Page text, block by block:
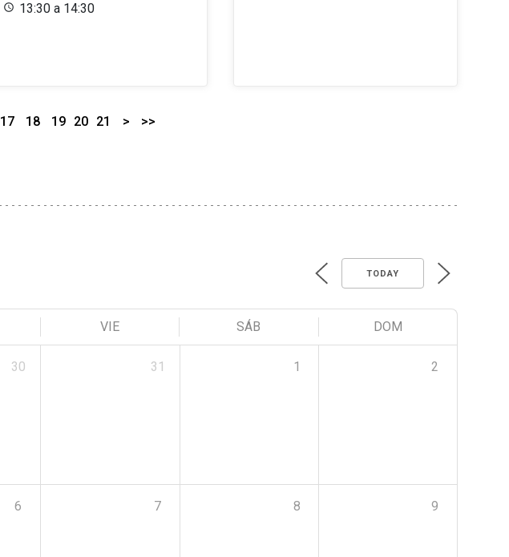
13:30 a 14:30
17 18 19 20 21 > >>
TODAY
VIE SÁB DOM
30 31 1 2
6 7 8 9